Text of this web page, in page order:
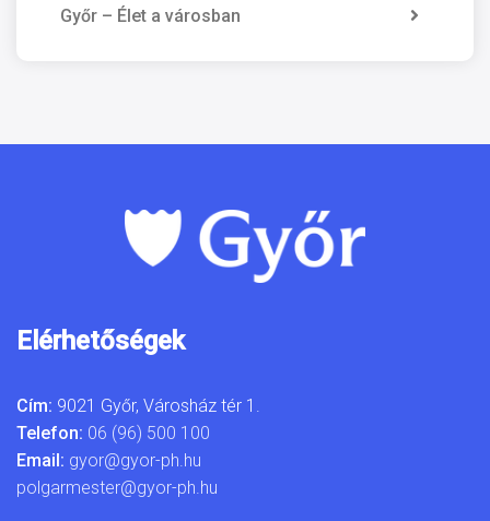
Győr – Élet a városban
Elérhetőségek
Cím: 9021 Győr, Városház tér 1.
Telefon: 06 (96) 500 100
Email: gyor@gyor-ph.hu
polgarmester@gyor-ph.hu